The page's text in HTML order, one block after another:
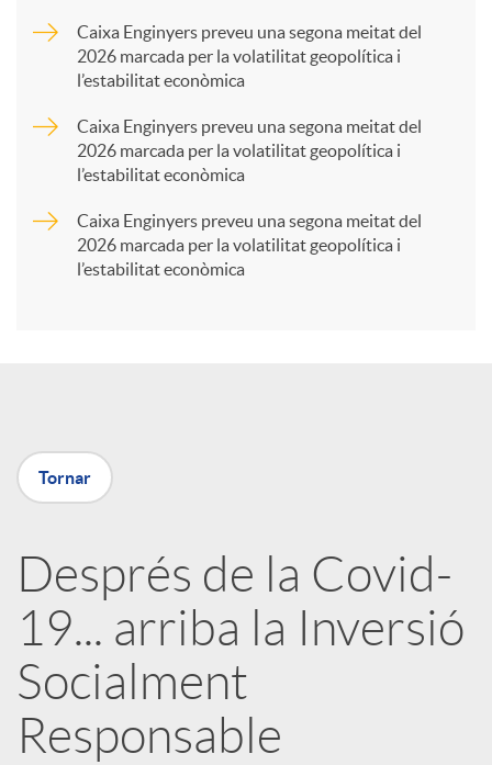
a
X
r
x
e
Caixa Enginyers preveu una segona meitat del
2026 marcada per la volatilitat geopolítica i
l’estabilitat econòmica
Caixa Enginyers preveu una segona meitat del
2026 marcada per la volatilitat geopolítica i
l’estabilitat econòmica
Caixa Enginyers preveu una segona meitat del
2026 marcada per la volatilitat geopolítica i
l’estabilitat econòmica
Tornar
Després de la Covid-
19... arriba la Inversió
Socialment
Responsable